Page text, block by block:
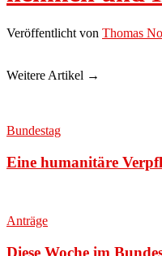
Veröffentlicht von Thomas
Weitere Artikel →
Bundestag
Eine humanitäre
Anträge
Diese Woche im